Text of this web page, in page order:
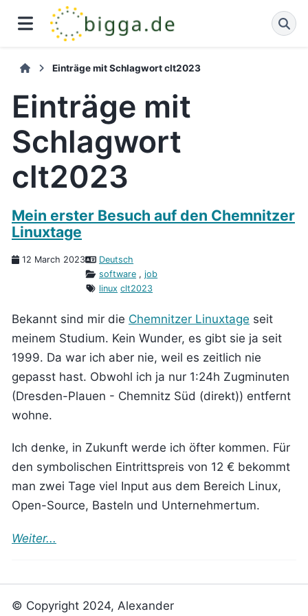
Einträge mit Schlagwort clt2023
Einträge mit
Schlagwort
clt2023
Mein erster Besuch auf den Chemnitzer
Linuxtage
12 March 2023
Deutsch
software ,job
linux clt2023
Bekannt sind mir die Chemnitzer Linuxtage seit
meinem Studium. Kein Wunder, es gibt sie ja seit
1999. Da war ich aber nie, weil es zeitlich nie
gepasst hast. Obwohl ich ja nur 1:24h Zugminuten
(Dresden-Plauen - Chemnitz Süd (direkt)) entfernt
wohne.
Ich denke, in Zukunft werde ich öfter kommen. Für
den symbolischen Eintrittspreis von 12 € bekommt
man zwei Tage viel Input aus dem Bereich Linux,
Open-Source, Basteln und Unternehmertum.
Weiter...
© Copyright 2024, Alexander